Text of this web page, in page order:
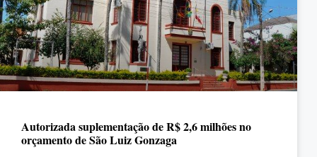
Autorizada suplementação de R$ 2,6 milhões no
orçamento de São Luiz Gonzaga